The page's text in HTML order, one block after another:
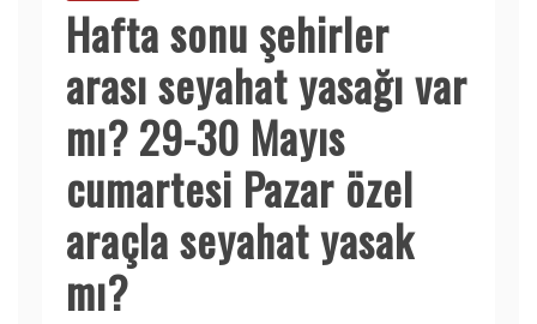
Hafta sonu şehirler
arası seyahat yasağı var
mı? 29-30 Mayıs
cumartesi Pazar özel
araçla seyahat yasak
mı?